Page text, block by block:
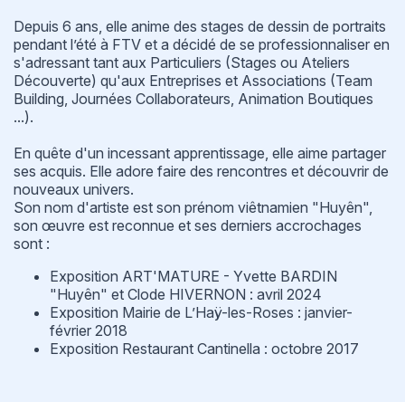
Depuis 6 ans, elle anime des stages de dessin de portraits
pendant l’été à FTV et a décidé de se professionnaliser en
s'adressant tant aux Particuliers (Stages ou Ateliers
Découverte) qu'aux Entreprises et Associations (Team
Building, Journées Collaborateurs, Animation Boutiques
...).
En quête d'un incessant apprentissage, elle aime partager
ses acquis. Elle adore faire des rencontres et découvrir de
nouveaux univers.
Son nom d'artiste est son prénom viêtnamien "Huyên",
son œuvre est reconnue et ses derniers accrochages
sont :
Exposition ART'MATURE - Yvette BARDIN
"Huyên" et Clode HIVERNON : avril 2024
Exposition Mairie de L’Haÿ-les-Roses : janvier-
février 2018
Exposition Restaurant Cantinella : octobre 2017